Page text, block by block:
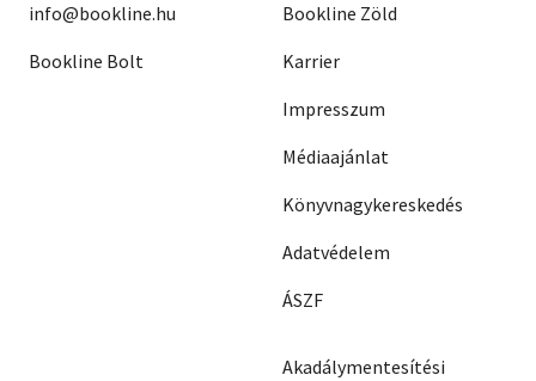
info@bookline.hu
Bookline Bolt
Bookline Zöld
Karrier
Impresszum
Médiaajánlat
Könyvnagykereskedés
Adatvédelem
ÁSZF
Akadálymentesítési